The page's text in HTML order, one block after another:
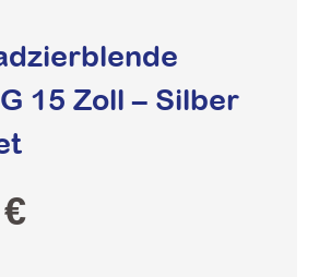
15 Zoll – Silber